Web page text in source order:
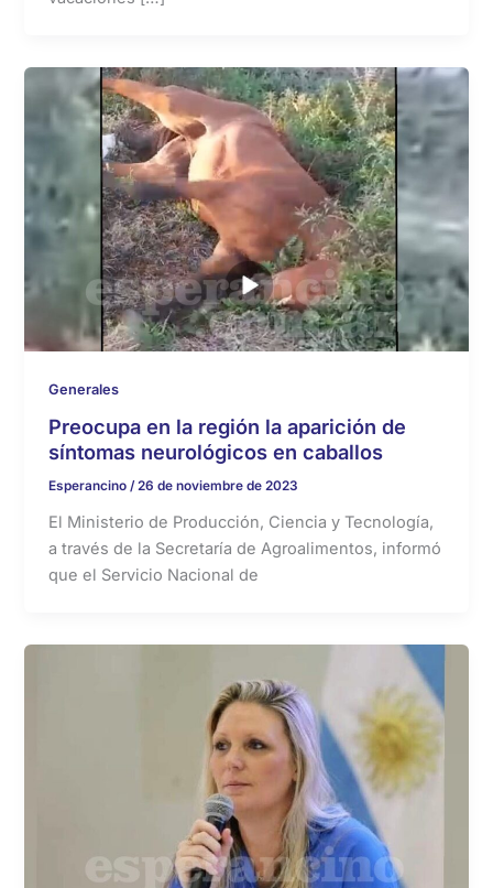
Generales
Preocupa en la región la aparición de
síntomas neurológicos en caballos
Esperancino/26 de noviembre de 2023
El Ministerio de Producción, Ciencia y Tecnología,
a través de la Secretaría de Agroalimentos, informó
que el Servicio Nacional de